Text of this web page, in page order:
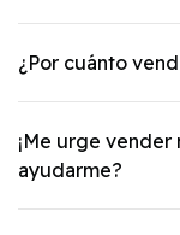
¿Por cuánto
¡Me urge vender
ayudarme?